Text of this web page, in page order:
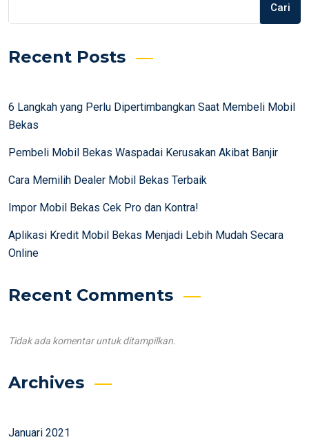
Cari
Recent Posts
6 Langkah yang Perlu Dipertimbangkan Saat Membeli Mobil
Bekas
Pembeli Mobil Bekas Waspadai Kerusakan Akibat Banjir
Cara Memilih Dealer Mobil Bekas Terbaik
Impor Mobil Bekas Cek Pro dan Kontra!
Aplikasi Kredit Mobil Bekas Menjadi Lebih Mudah Secara
Online
Recent Comments
Tidak ada komentar untuk ditampilkan.
Archives
Januari 2021